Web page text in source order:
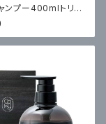
ンプー400mlトリー
セット